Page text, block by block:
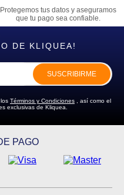
Protegemos tus datos y aseguramos
que tu pago sea confiable.
DE KLIQUEA!
SUSCRIBIRME
Términos y Condiciones , así como el
exclusivas de Kliquea.
PAGO